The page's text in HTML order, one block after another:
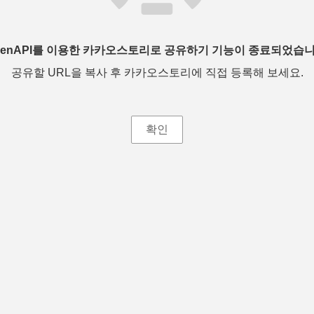
를 이용한 카카오스토리로 공유하기 기능이 종료되었습
공유할 URL을 복사 후 카카오스토리에 직접 등록해 보세요.
확인